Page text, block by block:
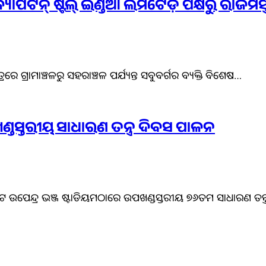
ଷ୍ଟିଲ୍ ଇଣ୍ଡିଆ ଲିମିଟେଡ଼ ପକ୍ଷରୁ
ଗ୍ରାମାଞ୍ଚଳରୁ ସହରାଞ୍ଚଳ ପର୍ଯ୍ୟନ୍ତ ସବୁବର୍ଗର ବ୍ୟକ୍ତି ବିଶେଷ…
ସାଧାରଣ ତନ୍ତ୍ର ଦିବସ ପାଳନ
ଭଞ୍ଜ ଷ୍ଟାଡିୟମଠାରେ ଉପଖଣ୍ଡସ୍ତରୀୟ ୭୬ତମ ସାଧାରଣ